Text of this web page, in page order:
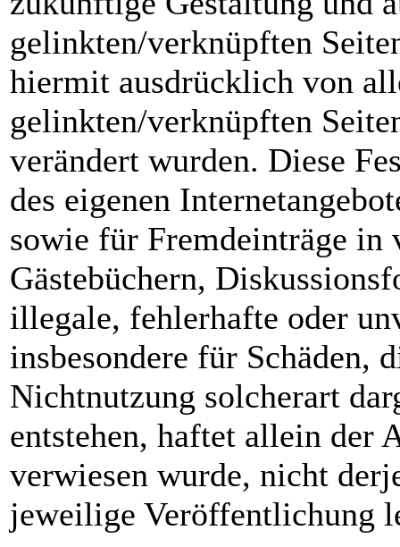
gelinkten/verknüpften
hiermit ausdrücklich von
gelinkten/verknüpften
verändert wurden. Diese
des eigenen
sowie für Fremdeinträge in
Gästebüchern,
illegale, fehlerhafte oder
insbesondere für Schäden,
Nichtnutzung solcherart
entstehen, haftet allein der
verwiesen wurde, nicht
jeweilige Veröffentlichung